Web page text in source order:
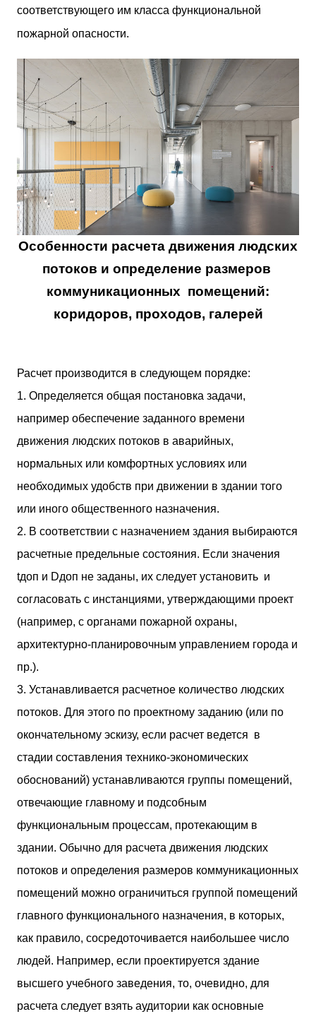
соответствующего им класса функциональной
пожарной опасности.
Особенности расчета движения людских
потоков и определение размеров
коммуникационных помещений:
коридоров, проходов, галерей
Расчет производится в следующем порядке:
1. Определяется общая постановка задачи,
например обеспечение заданного времени
движения людских потоков в аварийных,
нормальных или комфортных условиях или
необходимых удобств при движении в здании того
или иного общественного назначения.
2. В соответствии с назначением здания выбираются
расчетные предельные состояния. Если значения
tдоп и Dдоп не заданы, их следует установить и
согласовать с инстанциями, утверждающими проект
(например, с органами пожарной охраны,
архитектурно-планировочным управлением города и
пр.).
3. Устанавливается расчетное количество людских
потоков. Для этого по проектному заданию (или по
окончательному эскизу, если расчет ведется в
стадии составления технико-экономических
обоснований) устанавливаются группы помещений,
отвечающие главному и подсобным
функциональным процессам, протекающим в
здании. Обычно для расчета движения людских
потоков и определения размеров коммуникационных
помещений можно ограничиться группой помещений
главного функционального назначения, в которых,
как правило, сосредоточивается наибольшее число
людей. Например, если проектируется здание
высшего учебного заведения, то, очевидно, для
расчета следует взять аудитории как основные